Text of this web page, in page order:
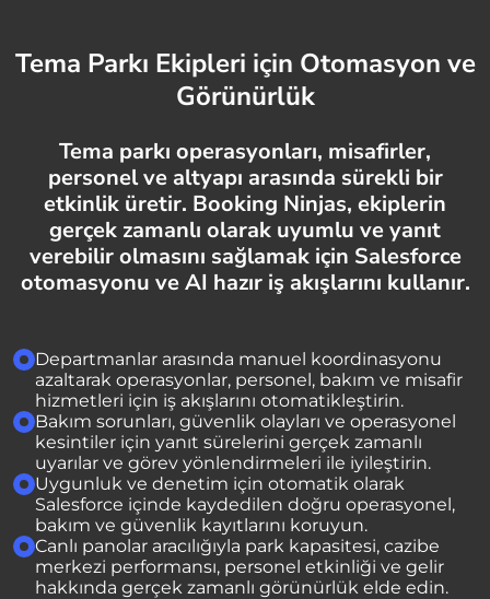
Tema Parkı Ekipleri için Otomasyon ve
Görünürlük
Tema parkı operasyonları, misafirler,
personel ve altyapı arasında sürekli bir
etkinlik üretir. Booking Ninjas, ekiplerin
gerçek zamanlı olarak uyumlu ve yanıt
verebilir olmasını sağlamak için Salesforce
otomasyonu ve AI hazır iş akışlarını kullanır.
Departmanlar arasında manuel koordinasyonu
azaltarak operasyonlar, personel, bakım ve misafir
hizmetleri için iş akışlarını otomatikleştirin.
Bakım sorunları, güvenlik olayları ve operasyonel
kesintiler için yanıt sürelerini gerçek zamanlı
uyarılar ve görev yönlendirmeleri ile iyileştirin.
Uygunluk ve denetim için otomatik olarak
Salesforce içinde kaydedilen doğru operasyonel,
bakım ve güvenlik kayıtlarını koruyun.
Canlı panolar aracılığıyla park kapasitesi, cazibe
merkezi performansı, personel etkinliği ve gelir
hakkında gerçek zamanlı görünürlük elde edin.